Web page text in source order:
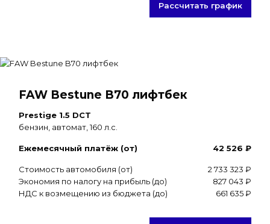
Рассчитать график
FAW Bestune B70 лифтбек
Prestige 1.5 DCT
бензин, автомат, 160 л.с.
Ежемесячный платёж (от) 42 526 ₽
Стоимость автомобиля (от)
2 733 323 ₽
Экономия по налогу на прибыль (до)
827 043 ₽
НДС к возмещению из бюджета (до)
661 635 ₽